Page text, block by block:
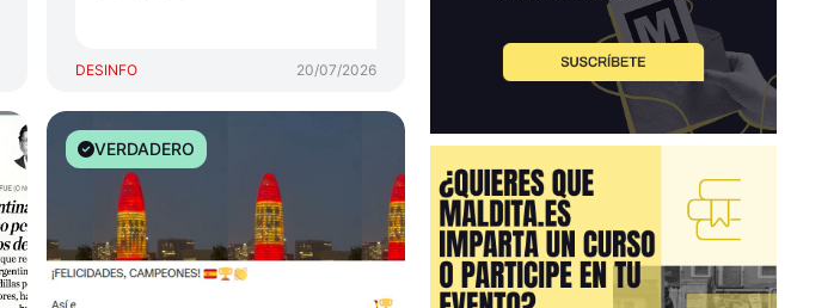
DESINFO 20/07/2026
VERDADERO